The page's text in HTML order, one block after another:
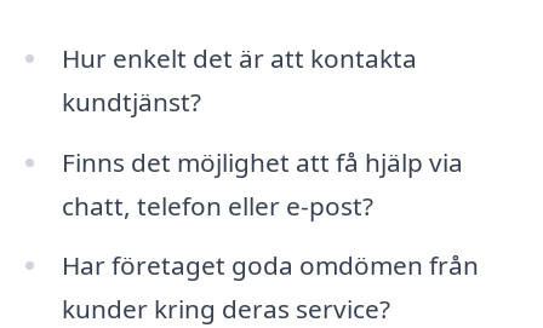
Hur enkelt det är att kontakta
kundtjänst?
Finns det möjlighet att få hjälp via
chatt, telefon eller e-post?
Har företaget goda omdömen från
kunder kring deras service?